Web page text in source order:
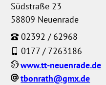
www.tt-neuenrade.de
tbonrath@gmx.de
Südstraße 23
58809 Neuenrade
02392 / 62968
0177 / 7263186